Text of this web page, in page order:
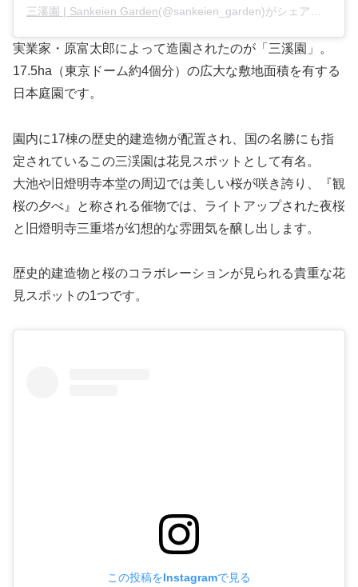
三溪園 | Sankeien Garden(@sankeien_garden)がシェアした投稿 –
実業家・原富太郎によって造園されたのが「三溪園」。
17.5ha（東京ドーム約4個分）の広大な敷地面積を有する
日本庭園です。
園内に17棟の歴史的建造物が配置され、国の名勝にも指
定されているこの三渓園は花見スポットとして有名。
大池や旧燈明寺本堂の周辺では美しい桜が咲き誇り、『観
桜の夕べ』と称される催物では、ライトアップされた夜桜
と旧燈明寺三重塔が幻想的な雰囲気を醸し出します。
歴史的建造物と桜のコラボレーションが見られる貴重な花
見スポットの1つです。
この投稿をInstagramで見る